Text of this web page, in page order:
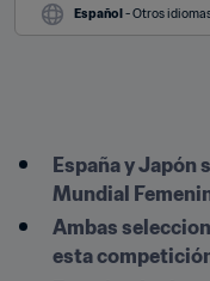
Español - Otros
España y Japón
Mundial
Ambas
esta